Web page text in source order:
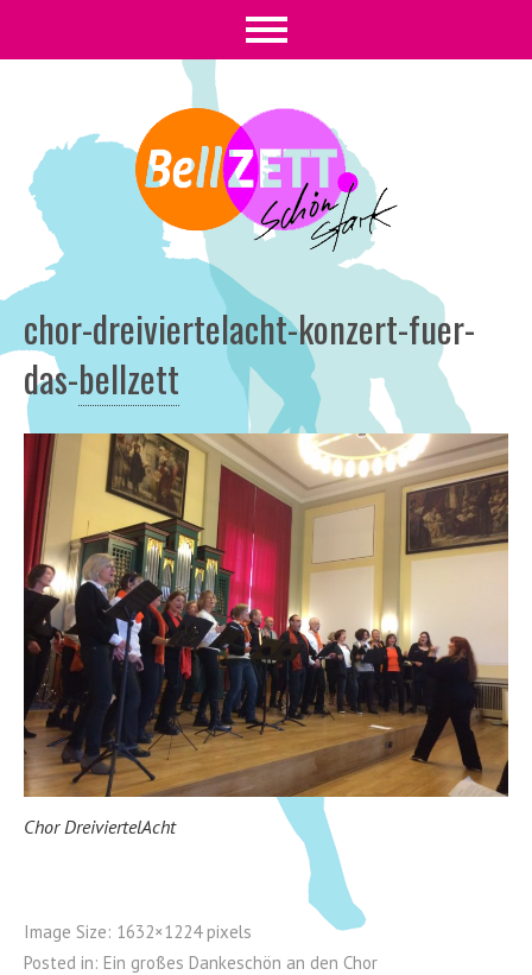
chor-dreiviertelacht-konzert-fuer-
das-bellzett
Chor DreiviertelAcht
Image Size: 1632×1224 pixels
Posted in: Ein großes Dankeschön an den Chor